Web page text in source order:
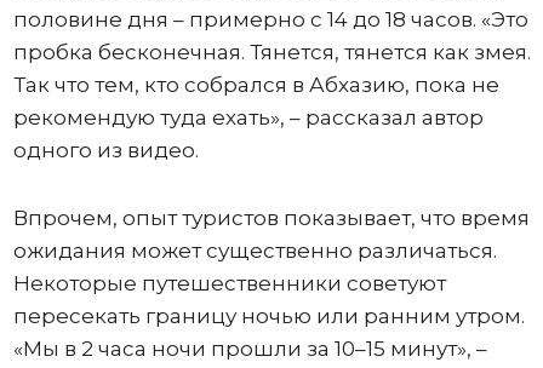
половине дня – примерно с 14 до 18 часов. «Это
пробка бесконечная. Тянется, тянется как змея.
Так что тем, кто собрался в Абхазию, пока не
рекомендую туда ехать», – рассказал автор
одного из видео.
Впрочем, опыт туристов показывает, что время
ожидания может существенно различаться.
Некоторые путешественники советуют
пересекать границу ночью или ранним утром.
«Мы в 2 часа ночи прошли за 10–15 минут», –